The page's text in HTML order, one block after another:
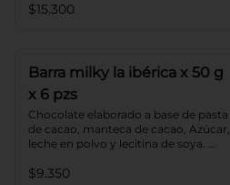
$15.300
Barra milky la ibérica x 50 g
x 6 pzs
Chocolate elaborado a base de pasta
de cacao, manteca de cacao, Azúcar,
leche en polvo y lecitina de soya.
$9.350